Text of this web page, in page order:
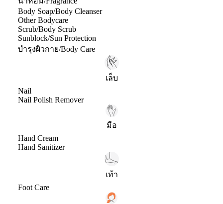
Body Soap/Body Cleanser
Other Bodycare
Scrub/Body Scrub
Sunblock/Sun Protection
บำรุงผิวกาย/Body Care
เล็บ
Nail
Nail Polish Remover
มือ
Hand Cream
Hand Sanitizer
เท้า
Foot Care